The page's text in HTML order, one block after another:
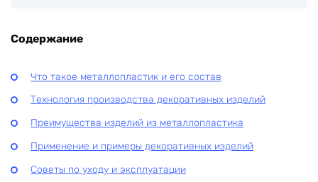
Содержание
Что такое металлопластик и его состав
Технология производства декоративных изделий
Преимущества изделий из металлопластика
Применение и примеры декоративных изделий
Советы по уходу и эксплуатации